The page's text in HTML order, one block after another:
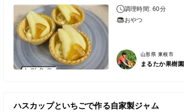
調理時間: 60分
おやつ
山形県 東根市
まるたか果樹園
ハスカップといちごで作る自家製ジャム